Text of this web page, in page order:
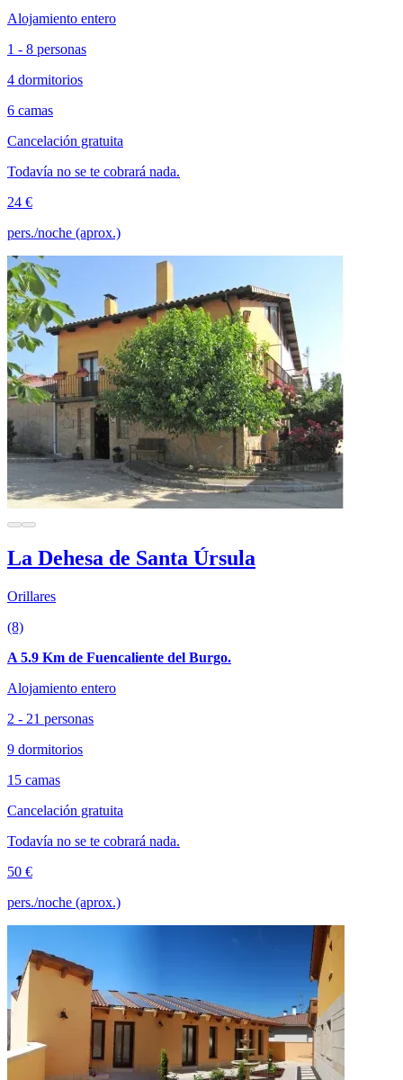
Alojamiento entero
1 - 8 personas
4 dormitorios
6 camas
Cancelación gratuita
Todavía no se te cobrará nada.
24 €
pers./noche (aprox.)
La Dehesa de Santa Úrsula
Orillares
(8)
A 5.9 Km de Fuencaliente del Burgo.
Alojamiento entero
2 - 21 personas
9 dormitorios
15 camas
Cancelación gratuita
Todavía no se te cobrará nada.
50 €
pers./noche (aprox.)